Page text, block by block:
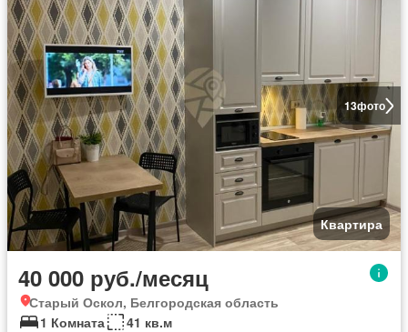
13фото
Квартира
40 000 руб./месяц
Старый Оскол, Белгородская область
1 Комната
41 кв.м